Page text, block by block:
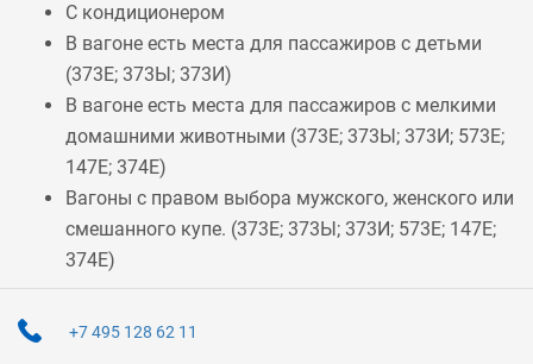
С кондиционером
В вагоне есть места для пассажиров с детьми
(373Е; 373Ы; 373И)
В вагоне есть места для пассажиров с мелкими
домашними животными (373Е; 373Ы; 373И; 573Е;
147Е; 374Е)
Вагоны с правом выбора мужского, женского или
смешанного купе. (373Е; 373Ы; 373И; 573Е; 147Е;
374Е)
+7 495 128 62 11